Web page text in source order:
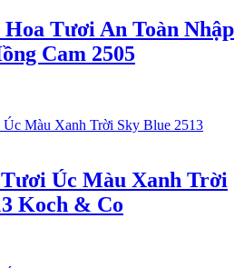
Tươi An Toàn Nhập
Cam 2505
Úc Màu Xanh Trời
Koch & Co